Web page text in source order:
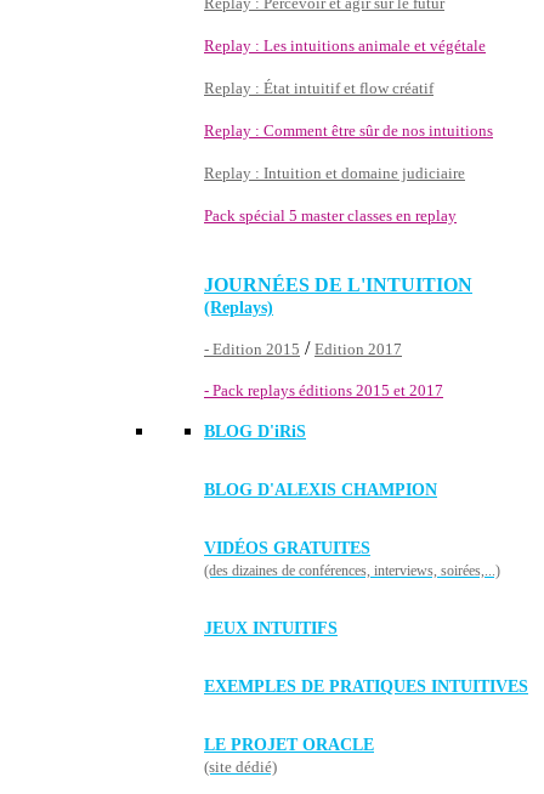
Replay : Les intuitions animale et végétale
Replay : État intuitif et flow créatif
Replay : Comment être sûr de nos intuitions
Replay : Intuition et domaine judiciaire
Pack spécial 5 master classes en replay
JOURNÉES DE L'INTUITION
(Replays)
- Edition 2015 / Edition 2017
- Pack replays éditions 2015 et 2017
BLOG D'iRiS
BLOG D'ALEXIS CHAMPION
VIDÉOS GRATUITES
(des dizaines de conférences, interviews, soirées,...)
JEUX INTUITIFS
EXEMPLES DE PRATIQUES INTUITIVES
LE PROJET ORACLE
(site dédié)